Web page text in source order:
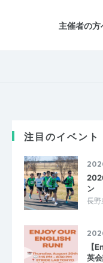
主催者の方
注目のイベント
ン
長野
【
英